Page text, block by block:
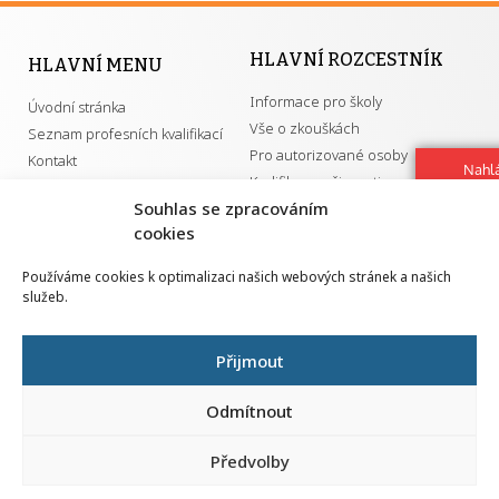
Souhlas se zpracováním
cookies
Používáme cookies k optimalizaci našich webových stránek a našich
služeb.
Přijmout
Odmítnout
Předvolby
HLAVNÍ MENU
Úvodní stránka
Seznam profesních kvalifikací
Kontakt
HLAVNÍ ROZCESTNÍK
Informace pro školy
Vše o zkouškách
Pro autorizované osoby
Kvalifikace a živnosti
GDPR
Národní pedagogický institut ČR
Senovážné náměstí 25
110 00 Praha 1